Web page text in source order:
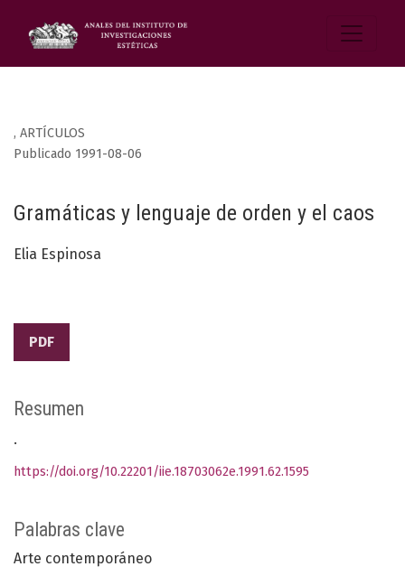
, ARTÍCULOS
Gramáticas y lenguaje de orden y el caos
Publicado 1991-08-06
Elia Espinosa
PDF
Palabras clave
Arte contemporáneo
Resumen
.
https://doi.org/10.22201/iie.18703062e.1991.62.1595